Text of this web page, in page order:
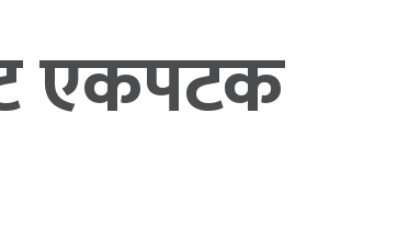
एकपटक